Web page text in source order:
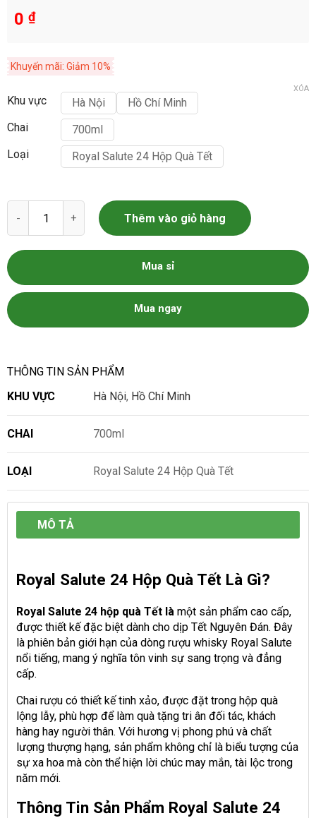
0 ₫
Khuyến mãi: Giảm 10%
Khu vực Hà Nội
Hồ Chí Minh
Chai
700ml
Loại
Royal Salute 24 Hộp Quà Tết
XÓA
Royal Salute 24 Hộp Quà Tết số lượng
Thêm vào giỏ hàng
Mua sỉ
Mua ngay
THÔNG TIN SẢN PHẨM
KHU VỰC
Hà Nội, Hồ Chí Minh
CHAI 700ml
LOẠI Royal Salute 24 Hộp Quà Tết
MÔ TẢ
Royal Salute 24 Hộp Quà Tết Là Gì?
Royal Salute 24 hộp quà Tết là một sản phẩm cao cấp,
được thiết kế đặc biệt dành cho dịp Tết Nguyên Đán. Đây
là phiên bản giới hạn của dòng rượu whisky Royal Salute
nổi tiếng, mang ý nghĩa tôn vinh sự sang trọng và đẳng
cấp.
Chai rượu có thiết kế tinh xảo, được đặt trong hộp quà
lộng lẫy, phù hợp để làm quà tặng tri ân đối tác, khách
hàng hay người thân. Với hương vị phong phú và chất
lượng thượng hạng, sản phẩm không chỉ là biểu tượng của
sự xa hoa mà còn thể hiện lời chúc may mắn, tài lộc trong
năm mới.
Thông Tin Sản Phẩm Royal Salute 24